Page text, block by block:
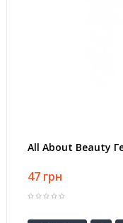
All About Beauty
47 грн